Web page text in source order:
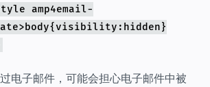
amp4email-
电子邮件，可能会担心电子邮件中被